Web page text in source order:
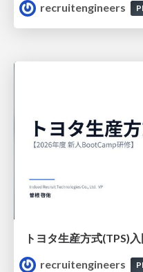
recruitengineers
トヨタ⽣産⽅式(TPS)⼊
recruitengineers